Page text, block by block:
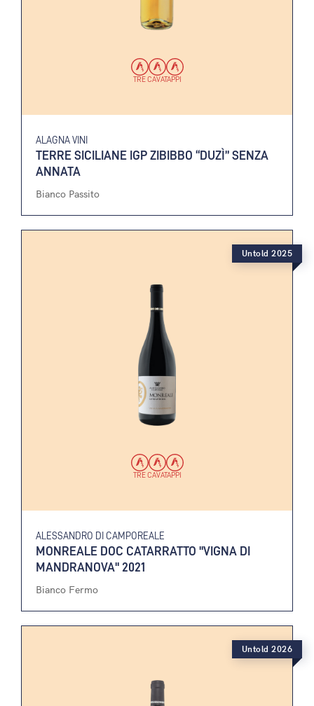
TRE CAVATAPPI
ALAGNA VINI
TERRE SICILIANE IGP ZIBIBBO “DUZÌ” SENZA
ANNATA
Bianco Passito
TRE CAVATAPPI
ALESSANDRO DI CAMPOREALE
MONREALE DOC CATARRATTO "VIGNA DI
MANDRANOVA" 2021
Bianco Fermo
Untold 2025
Untold 2026